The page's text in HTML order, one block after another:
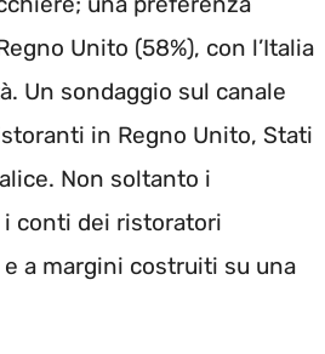
Unito (58%), con l’Italia
Un sondaggio sul canale
in Regno Unito, Stati
Non soltanto i
conti dei ristoratori
a margini costruiti su una